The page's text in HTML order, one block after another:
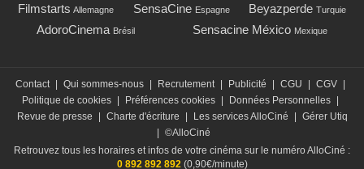
Filmstarts Allemagne SensaCine Espagne Beyazperde Turquie
AdoroCinema Brésil Sensacine México Mexique
Contact | Qui sommes-nous | Recrutement | Publicité | CGU | CGV |
Politique de cookies | Préférences cookies | Données Personnelles |
Revue de presse
| Charte d'écriture | Les services AlloCiné | Gérer Utiq
| ©AlloCiné
Retrouvez tous les horaires et infos de votre cinéma sur le numéro AlloCiné :
0 892 892 892 (0,90€/minute)